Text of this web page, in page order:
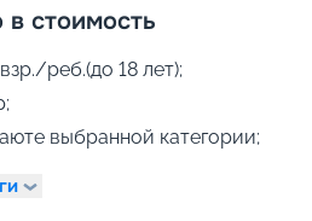
стоимость
реб.(до 18 лет);
выбранной категории;